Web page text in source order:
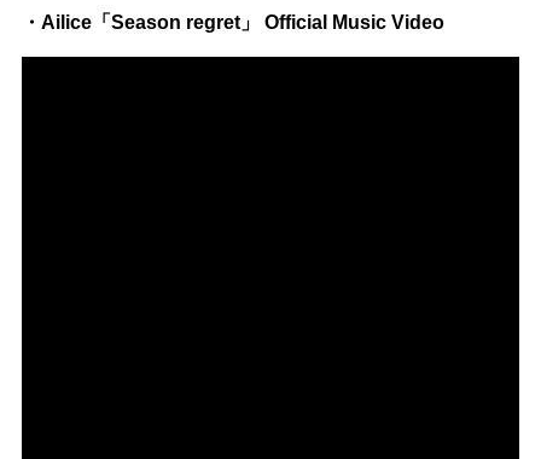
・Ailice「Season regret」 Official Music Video